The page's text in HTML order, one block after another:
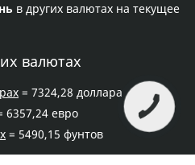
в других валютах на текущее
валютах
= 7324,28 доллара
6357,24 евро
= 5490,15 фунтов